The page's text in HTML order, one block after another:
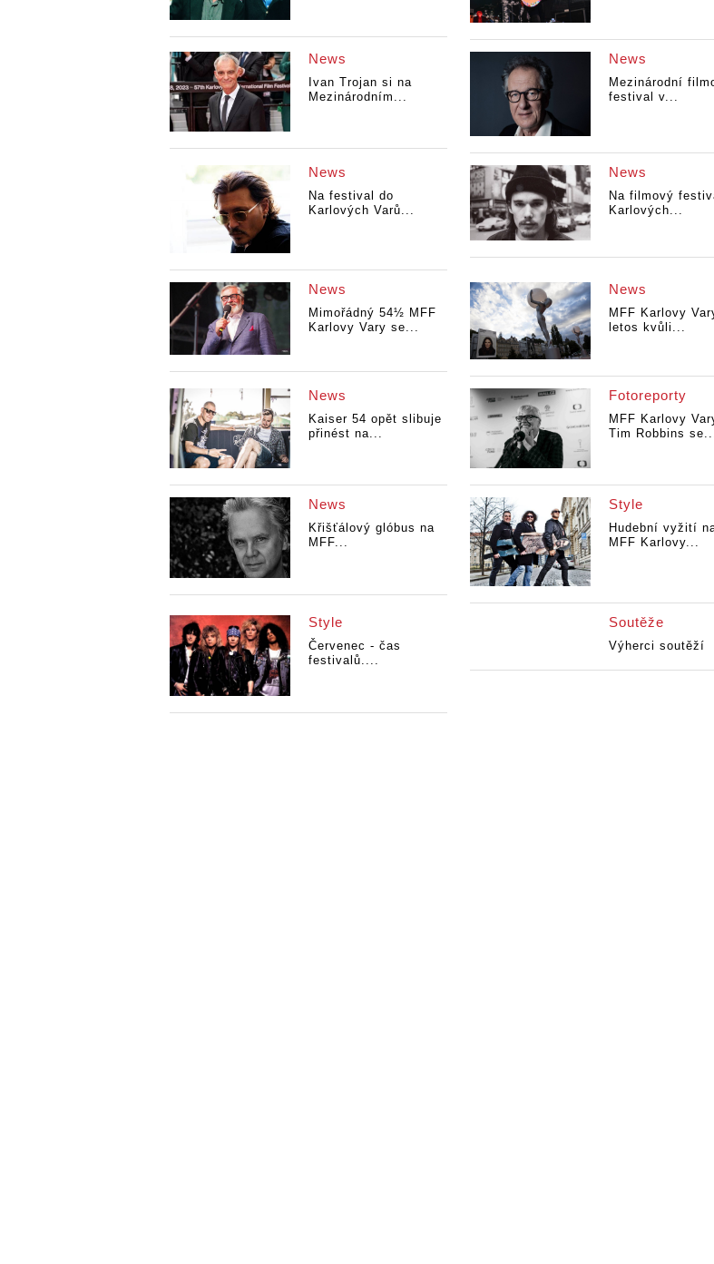
News
Ivan Trojan si na
Mezinárodním...
News
Mezinárodní
festival v...
News
Na festival do
Karlových Varů...
News
Na filmový
Karlových...
News
Mimořádný 54½ MFF
Karlovy Vary se...
News
MFF Karlovy
letos kvůli...
News
Kaiser 54 opět slibuje
přinést na...
Fotoreporty
MFF Karlovy
Tim Robbins se...
News
Křišťálový glóbus na
MFF...
Style
Hudební vyžití
MFF Karlovy...
Style
Červenec - čas
festivalů....
Soutěže
Výherci soutěží